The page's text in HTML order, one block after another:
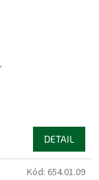
DETAIL
Kód: 654.01.09